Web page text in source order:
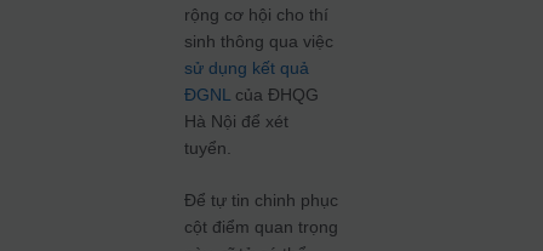
rộng cơ hội cho thí
sinh thông qua việc
sử dụng kết quả
ĐGNL của ĐHQG
Hà Nội để xét
tuyển.
Để tự tin chinh phục
cột điểm quan trọng